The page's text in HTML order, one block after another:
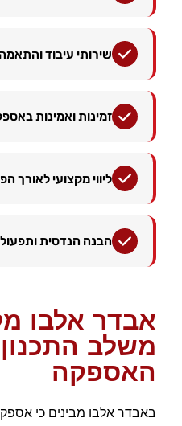
שירותי עיבוד
זמינות ואמינות
ליווי מקצועי לאורך
הבנה הנדסית
אבדר אלבו
משלב
האספקה
באבדר אלבו מבינים כי